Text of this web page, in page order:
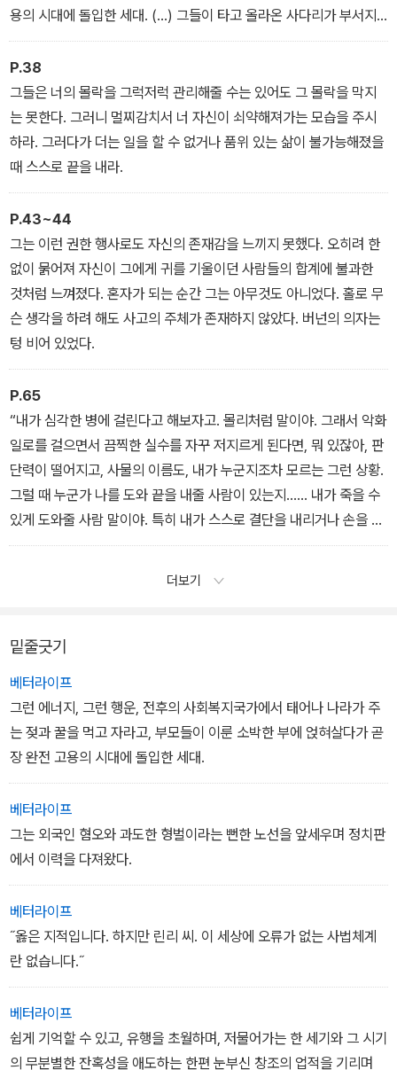
용의 시대에 돌입한 세대. (…) 그들이 타고 올라온 사다리가 부서지
고 정부가 갑자기 젖을 떼며 잔소리를 시작했을 때 이들은 이미 안전
하게 자리를 잡은 상태였다. 그리고 이제는 구색을 갖추느라 취미와
가치관, 재산을 불리는 데 여념이 없었다.
P.38
그들은 너의 몰락을 그럭저럭 관리해줄 수는 있어도 그 몰락을 막지
는 못한다. 그러니 멀찌감치서 너 자신이 쇠약해져가는 모습을 주시
하라. 그러다가 더는 일을 할 수 없거나 품위 있는 삶이 불가능해졌을
때 스스로 끝을 내라.
P.43~44
그는 이런 권한 행사로도 자신의 존재감을 느끼지 못했다. 오히려 한
없이 묽어져 자신이 그에게 귀를 기울이던 사람들의 합계에 불과한
것처럼 느껴졌다. 혼자가 되는 순간 그는 아무것도 아니었다. 홀로 무
슨 생각을 하려 해도 사고의 주체가 존재하지 않았다. 버넌의 의자는
텅 비어 있었다.
P.65
“내가 심각한 병에 걸린다고 해보자고. 몰리처럼 말이야. 그래서 악화
일로를 걸으면서 끔찍한 실수를 자꾸 저지르게 된다면, 뭐 있잖아, 판
단력이 떨어지고, 사물의 이름도, 내가 누군지조차 모르는 그런 상황.
그럴 때 누군가 나를 도와 끝을 내줄 사람이 있는지…… 내가 죽을 수
있게 도와줄 사람 말이야. 특히 내가 스스로 결단을 내리거나 손을 쓸
수 없는 시점에 이르렀을 때라면 더 그래. 그러니까, 결국 내 말은 가
더보기
밑줄긋기
베터라이프
그런 에너지, 그런 행운, 전후의 사회복지국가에서 태어나 나라가 주
는 젖과 꿀을 먹고 자라고, 부모들이 이룬 소박한 부에 얹혀살다가 곧
장 완전 고용의 시대에 돌입한 세대.
베터라이프
그는 외국인 혐오와 과도한 형벌이라는 뻔한 노선을 앞세우며 정치판
에서 이력을 다져왔다.
베터라이프
˝옳은 지적입니다. 하지만 린리 씨. 이 세상에 오류가 없는 사법체계
란 없습니다.˝
베터라이프
쉽게 기억할 수 있고, 유행을 초월하며, 저물어가는 한 세기와 그 시기
의 무분별한 잔혹성을 애도하는 한편 눈부신 창조의 업적을 기리며